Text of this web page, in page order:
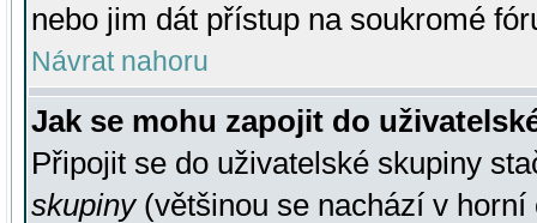
nebo jim dát přístup na soukromé
Návrat nahoru
Jak se mohu zapojit do
Připojit se do uživatelské skupiny
skupiny(většinou se nachází v horní